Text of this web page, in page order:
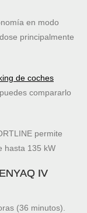
en modo
principalmente
de coches
puedes compararlo
permite
hasta 135 kW
IV
(36 minutos).